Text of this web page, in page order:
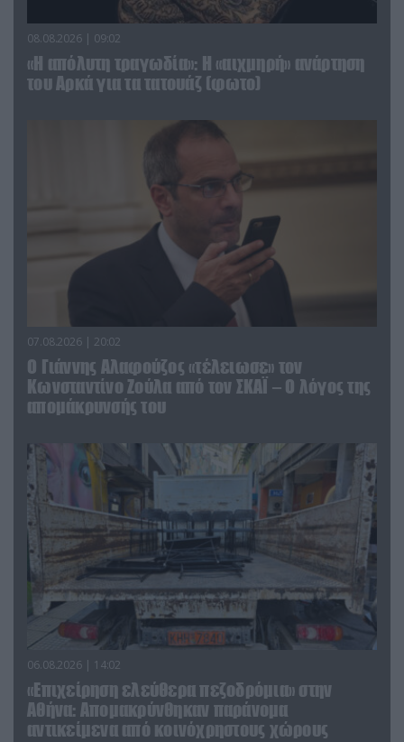
08.08.2026 | 09:02
«Η απόλυτη τραγωδία»: Η «αιχμηρή» ανάρτηση
του Αρκά για τα τατουάζ (φωτο)
07.08.2026 | 20:02
Ο Γιάννης Αλαφούζος «τέλειωσε» τον
Κωνσταντίνο Ζούλα από τον ΣΚΑΪ – Ο λόγος της
απομάκρυνσής του
06.08.2026 | 14:02
«Επιχείρηση ελεύθερα πεζοδρόμια» στην
Αθήνα: Απομακρύνθηκαν παράνομα
αντικείμενα από κοινόχρηστους χώρους